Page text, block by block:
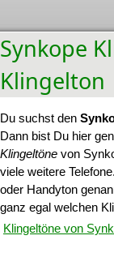
Synkope
Klingelton
Du suchst den
Dann bist Du hier
Klingeltöne von
viele weitere
oder Handyton
ganz egal welchen
Klingeltöne von